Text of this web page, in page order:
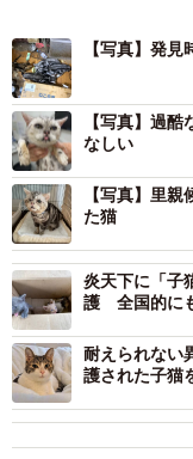
と通報があったと
あった部屋に立ち入
でいた60代の男性で
いたとのこと。さら
ったといいます。
「家主さんから連絡
ていたのはブリーダ
ペットが飼えるアパ
ンショートヘアの猫
お風呂場で重なるよ
て…残された猫たち
き取ってもらおうと
ては殺処分になる可
【写真】発
【写真】過
なしい
【写真】里
た猫
炎天下に「子
護 全国的に
耐えられな
護された子猫